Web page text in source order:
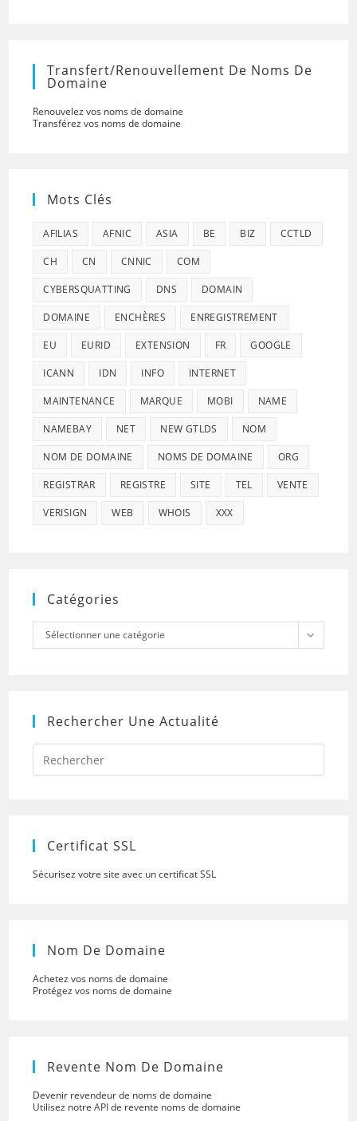
Transfert/renouvellement De Noms De
Domaine
Renouvelez vos noms de domaine
Transférez vos noms de domaine
Mots Clés
AFILIAS AFNIC ASIA BE BIZ CCTLD
CH CN CNNIC COM
CYBERSQUATTING DNS DOMAIN
DOMAINE ENCHÈRES ENREGISTREMENT
EU EURID EXTENSION FR GOOGLE
ICANN IDN INFO INTERNET
MAINTENANCE MARQUE MOBI NAME
NAMEBAY NET NEW GTLDS NOM
NOM DE DOMAINE NOMS DE DOMAINE ORG
REGISTRAR REGISTRE SITE TEL VENTE
VERISIGN WEB WHOIS XXX
Catégories
Catégories
Sélectionner une catégorie
Rechercher Une Actualité
Press
to
Certificat SSL
Sécurisez votre site avec un certificat SSL
Nom De Domaine
Achetez vos noms de domaine
Protégez vos noms de domaine
Revente Nom De Domaine
Devenir revendeur de noms de domaine
Utilisez notre API de revente noms de domaine